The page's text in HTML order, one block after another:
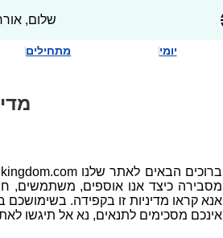
שלום,
יומי מתחילים
מסבירה כיצד אנו אוספים, משתמשים,
אנא קראו מדיניות זו בקפידה.
אינכם מסכימים לתנאים, נא אל תיגשו